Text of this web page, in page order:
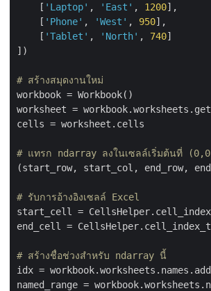
    [
'Laptop' , 'East' , 1200],
    [
'Phone' , 'West' , 950],
    [
'Tablet' , 'North' , 740]
])
# สร้างสมุดงานใหม่
workbook = Workbook()
worksheet =
cells = worksheet.cells
# แทรก ndarray ลงในเซลล์เริ่มต้นที่
(start_row, start_col, end_row,
# รับการอ้างอิงเซลล์ Excel
start_cell =
end_cell =
# สร้างชื่อช่วงสำหรับ ndarray นี้
idx =
named_range =